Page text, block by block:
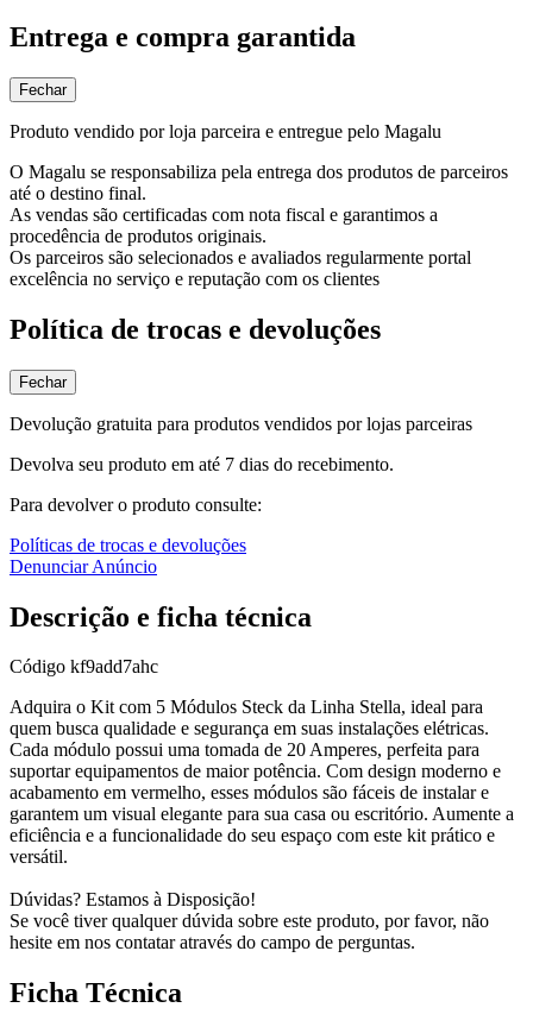
Entrega e compra garantida
Fechar
Produto vendido por loja parceira e entregue pelo Magalu
O Magalu se responsabiliza pela entrega dos produtos de parceiros
até o destino final.
As vendas são certificadas com nota fiscal e garantimos a
procedência de produtos originais.
Os parceiros são selecionados e avaliados regularmente portal
excelência no serviço e reputação com os clientes
Política de trocas e devoluções
Fechar
Devolução gratuita para produtos vendidos por lojas parceiras
Devolva seu produto em até 7 dias do recebimento.
Para devolver o produto consulte:
Políticas de trocas e devoluções
Denunciar Anúncio
Descrição e ficha técnica
Código kf9add7ahc
Adquira o Kit com 5 Módulos Steck da Linha Stella, ideal para
quem busca qualidade e segurança em suas instalações elétricas.
Cada módulo possui uma tomada de 20 Amperes, perfeita para
suportar equipamentos de maior potência. Com design moderno e
acabamento em vermelho, esses módulos são fáceis de instalar e
garantem um visual elegante para sua casa ou escritório. Aumente a
eficiência e a funcionalidade do seu espaço com este kit prático e
versátil.
Dúvidas? Estamos à Disposição!
Se você tiver qualquer dúvida sobre este produto, por favor, não
hesite em nos contatar através do campo de perguntas.
Ficha Técnica